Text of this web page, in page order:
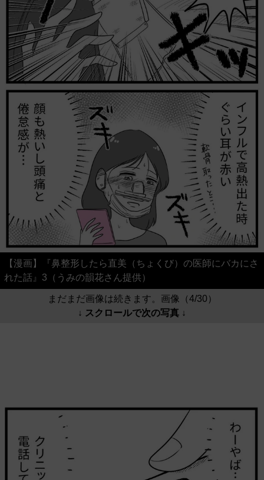
【漫画】『鼻整形したら直美（ちょくび）の医師にバカにさ
れた話』3（うみの韻花さん提供）
まだまだ画像は続きます。画像（4/30）
↓ スクロールで次の写真 ↓